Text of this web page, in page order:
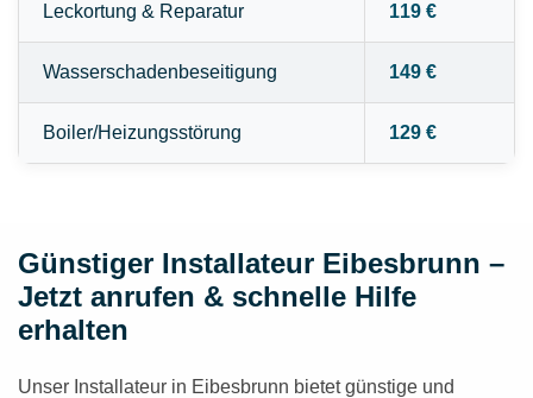
Leckortung & Reparatur 119 €
Wasserschadenbeseitigung 149 €
Boiler/Heizungsstörung 129 €
Günstiger Installateur Eibesbrunn –
Jetzt anrufen & schnelle Hilfe
erhalten
Unser Installateur in Eibesbrunn bietet günstige und